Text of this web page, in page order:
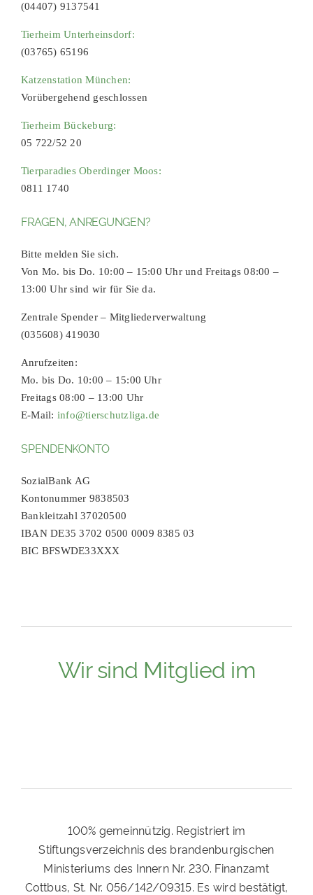
(04407) 9137541
Tierheim Unterheinsdorf:
(03765) 65196
Katzenstation München:
Vorübergehend geschlossen
Tierheim Bückeburg:
05 722/52 20
Tierparadies Oberdinger Moos:
0811 1740
FRAGEN, ANREGUNGEN?
Bitte melden Sie sich.
Von Mo. bis Do. 10:00 – 15:00 Uhr und Freitags 08:00 –
13:00 Uhr sind wir für Sie da.
Zentrale Spender – Mitgliederverwaltung
(035608) 419030
Anrufzeiten:
Mo. bis Do. 10:00 – 15:00 Uhr
Freitags 08:00 – 13:00 Uhr
E-Mail: info@tierschutzliga.de
SPENDENKONTO
SozialBank AG
Kontonummer 9838503
Bankleitzahl 37020500
IBAN DE35 3702 0500 0009 8385 03
BIC BFSWDE33XXX
Wir sind Mitglied im
100% gemeinnützig. Registriert im
Stiftungsverzeichnis des brandenburgischen
Ministeriums des Innern Nr. 230. Finanzamt
Cottbus, St. Nr. 056/142/09315. Es wird bestätigt,